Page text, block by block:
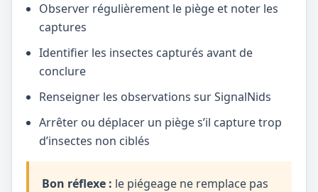
Observer régulièrement le piège et noter les
captures
Identifier les insectes capturés avant de
conclure
Renseigner les observations sur SignalNids
Arrêter ou déplacer un piège s’il capture trop
d’insectes non ciblés
Bon réflexe : le piégeage ne remplace pas